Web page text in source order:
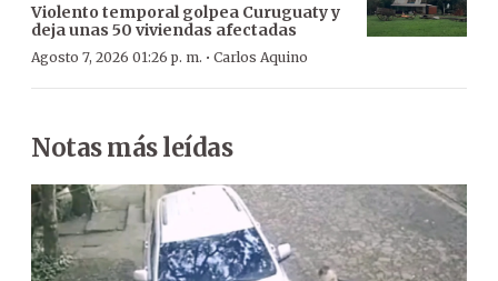
Violento temporal golpea Curuguaty y
deja unas 50 viviendas afectadas
Agosto 7, 2026 01:26 p. m. · Carlos Aquino
Notas más leídas